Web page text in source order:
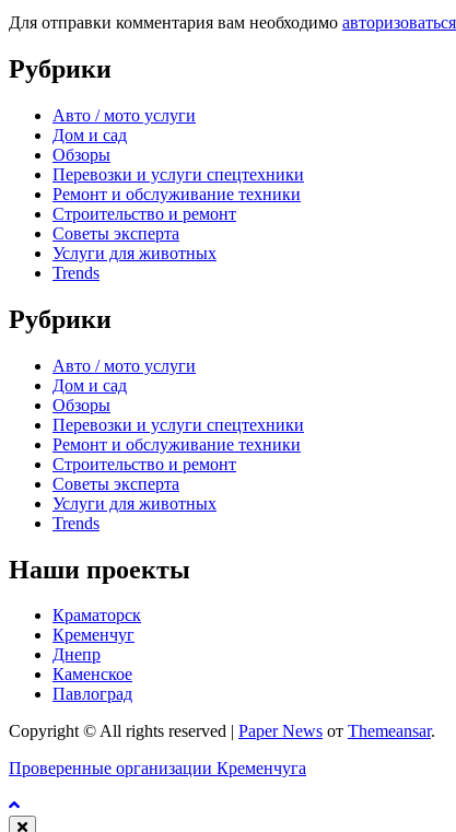
Для отправки комментария вам необходимо авторизоваться
Рубрики
Авто / мото услуги
Дом и сад
Обзоры
Перевозки и услуги спецтехники
Ремонт и обслуживание техники
Строительство и ремонт
Советы эксперта
Услуги для животных
Trends
Рубрики
Авто / мото услуги
Дом и сад
Обзоры
Перевозки и услуги спецтехники
Ремонт и обслуживание техники
Строительство и ремонт
Советы эксперта
Услуги для животных
Trends
Наши проекты
Краматорск
Кременчуг
Днепр
Каменское
Павлоград
Copyright © All rights reserved
Paper News от Themeansar.
Проверенные организации Кременчуга